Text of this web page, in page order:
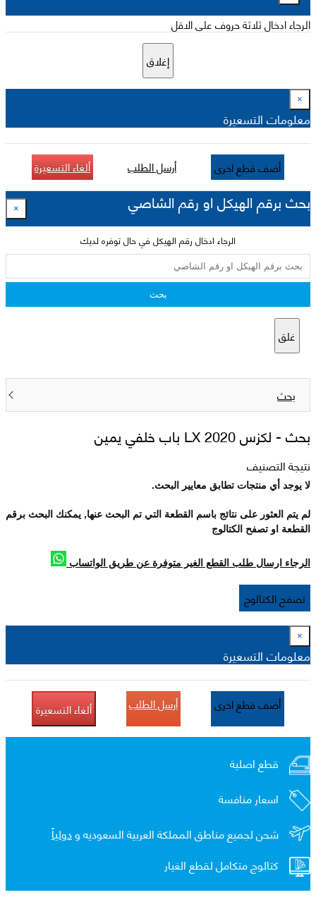
الرجاء ادخال ثلاثة حروف على الاقل
إغلاق
×
معلومات التسعيرة
أضف قطع اخرى أرسل الطلب ألغاء التسعيرة
بحث برقم الهيكل او رقم الشاصي ×
الرجاء ادخال رقم الهيكل في حال توفره لديك
بحث
غلق
بحث
بحث - لكزس 2020 LX باب خلفي يمين
نتيجة التصنيف
لا يوجد أي منتجات تطابق معايير البحث.
لم يتم العثور على نتائج باسم القطعة التي تم البحث عنها, يمكنك البحث برقم
القطعة او تصفح الكتالوج
الرجاء ارسال طلب القطع الغير متوفرة عن طريق الواتساب
تصفح الكتالوج
×
معلومات التسعيرة
أضف قطع اخرى أرسل الطلب ألغاء التسعيرة
قطع اصلية
اسعار منافسة
شحن لجميع مناطق المملكة العربية السعوديه ودولياً
كتالوج متكامل لقطع الغيار